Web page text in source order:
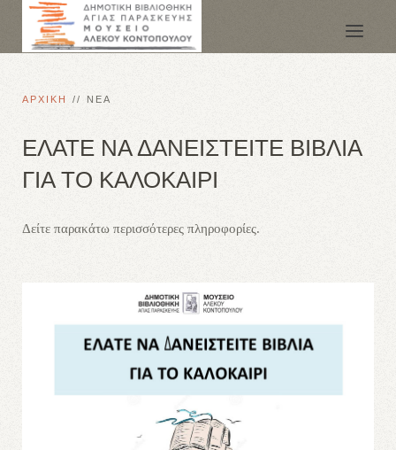
ΑΡΧΙΚΗ ΝΕΑ
ΕΛΑΤΕ ΝΑ ΔΑΝΕΙΣΤΕΙΤΕ ΒΙΒΛΙΑ
ΓΙΑ ΤΟ ΚΑΛΟΚΑΙΡΙ
Δείτε παρακάτω περισσότερες πληροφορίες.